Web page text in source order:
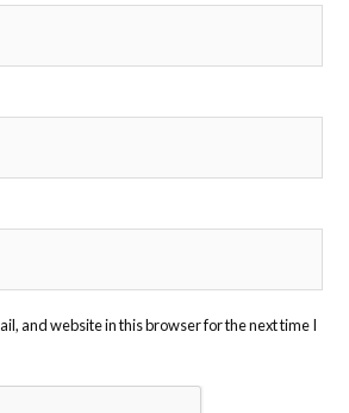
and website in this browser for the next time I